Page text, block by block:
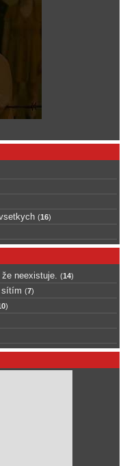
(16)
neexistuje. (14)
sítím (7)
)